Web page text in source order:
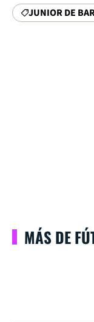
JUNIOR DE
MÁS DE